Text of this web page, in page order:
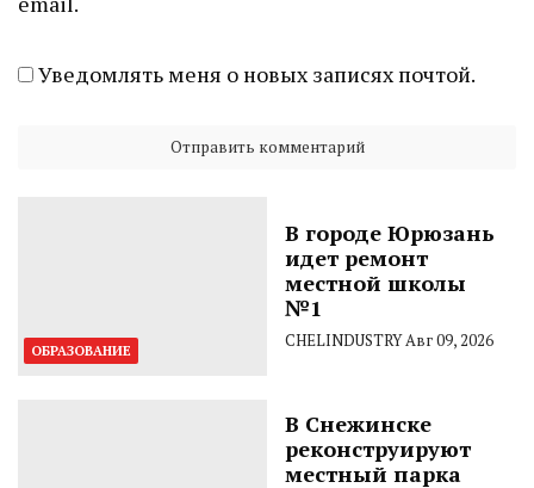
Уведомлять меня о новых записях почтой.
ОБРАЗОВАНИЕ
В городе Юрюзань
идет ремонт
местной школы
№1
CHELINDUSTRYАвг 09, 2026
В Снежинске
реконструируют
местный парка